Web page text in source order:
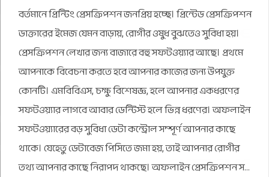
বর্তমানে প্রিন্টিং প্রেসক্রিপশন জনপ্রিয় হচ্ছে। প্রিন্টেড প্রেসক্রিপশন
ডাক্তারের ইমেজ যেমন বাড়ায়, রোগীর ওষুধ বুঝতেও সুবিধা হয়।
প্রেসক্রিপশন লেখার জন্য বাজারে বহু সফটওয়্যার আছে। প্রথমে
আপনাকে বিবেচনা করতে হবে আপনার কাজের জন্য উপযুক্ত
কোনটি। এমবিবিএস, চক্ষু বিশেষজ্ঞ, হলে আপনার একধরণের
সফটওয়্যার লাগবে আবার ডেন্টিস্ট হলে ভিন্ন ধরণের। অফলাইন
সফটওয়্যারের বড় সুবিধা ডেটা কন্ট্রোল সম্পূর্ণ আপনার কাছে
থাকে। যেহেতু ডেটাবেজ পিসিতে জমা হয়, তাই আপনার রোগীর
তথ্য আপনার কাছে নিরাপদ থাকছে। অফলাইন প্রেসক্রিপশন স...